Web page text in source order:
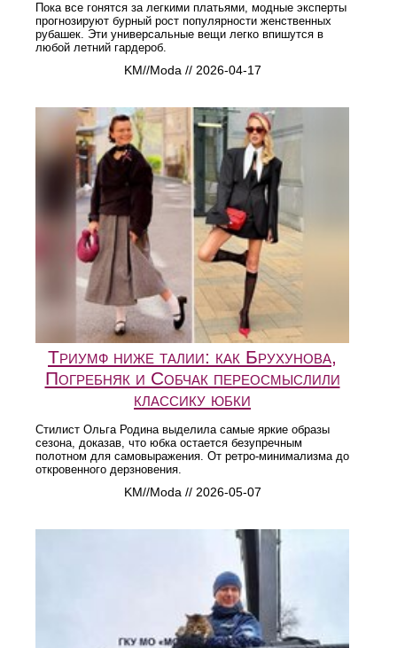
Пока все гонятся за легкими платьями, модные эксперты
прогнозируют бурный рост популярности женственных
рубашек. Эти универсальные вещи легко впишутся в
любой летний гардероб.
KM//Moda // 2026-04-17
Триумф ниже талии: как Брухунова,
Погребняк и Собчак переосмыслили
классику юбки
Стилист Ольга Родина выделила самые яркие образы
сезона, доказав, что юбка остается безупречным
полотном для самовыражения. От ретро-минимализма до
откровенного дерзновения.
KM//Moda // 2026-05-07